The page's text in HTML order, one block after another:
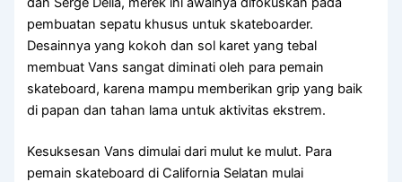
pembuatan sepatu khusus untuk skateboarder.
Desainnya yang kokoh dan sol karet yang tebal
membuat Vans sangat diminati oleh para pemain
skateboard, karena mampu memberikan grip yang baik
di papan dan tahan lama untuk aktivitas ekstrem.
Kesuksesan Vans dimulai dari mulut ke mulut. Para
pemain skateboard di California Selatan mulai